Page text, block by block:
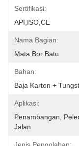
Sertifikasi:
API,ISO,CE
Nama Bagian:
Mata Bor Batu
Bahan:
Baja Karton +
Aplikasi:
Penambangan,
Jalan